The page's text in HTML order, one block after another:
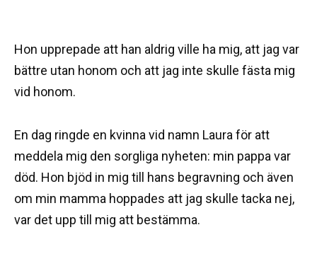
Hon upprepade att han aldrig ville ha mig, att jag var
bättre utan honom och att jag inte skulle fästa mig
vid honom.
En dag ringde en kvinna vid namn Laura för att
meddela mig den sorgliga nyheten: min pappa var
död. Hon bjöd in mig till hans begravning och även
om min mamma hoppades att jag skulle tacka nej,
var det upp till mig att bestämma.